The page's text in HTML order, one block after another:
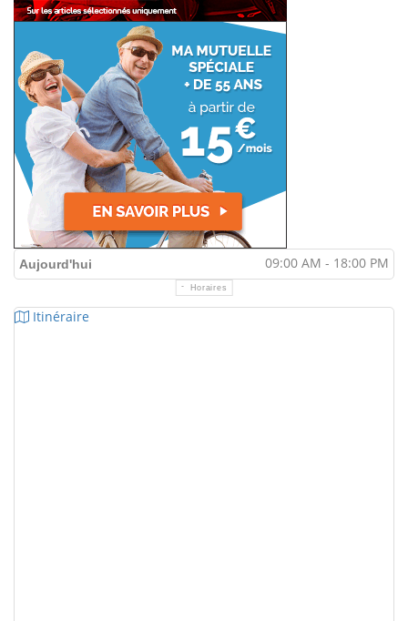
Aujourd'hui 09:00 AM - 18:00 PM
Horaires
Itinéraire